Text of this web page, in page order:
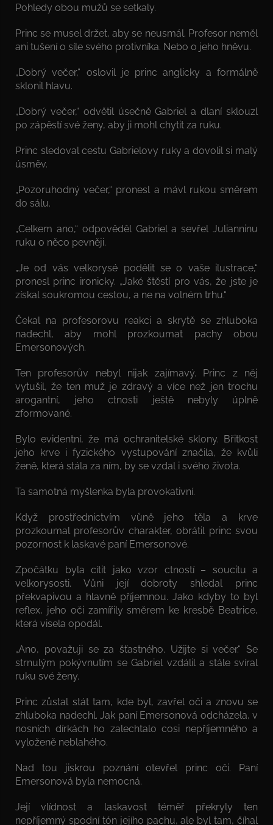
Pohledy obou mužů se setkaly.
Princ se musel držet, aby se neusmál. Profesor neměl
ani tušení o síle svého protivníka. Nebo o jeho hněvu.
„Dobrý večer,“ oslovil je princ anglicky a formálně
sklonil hlavu.
„Dobrý večer,“ odvětil úsečně Gabriel a dlaní sklouzl
po zápěstí své ženy, aby ji mohl chytit za ruku.
Princ sledoval cestu Gabrielovy ruky a dovolil si malý
úsměv.
„Pozoruhodný večer,“ pronesl a mávl rukou směrem
do sálu.
„Celkem ano,“ odpověděl Gabriel a sevřel Julianninu
ruku o něco pevněji.
„Je od vás velkorysé podělit se o vaše ilustrace,“
pronesl princ ironicky. „Jaké štěstí pro vás, že jste je
získal soukromou cestou, a ne na volném trhu.“
Čekal na profesorovu reakci a skrytě se zhluboka
nadechl, aby mohl prozkoumat pachy obou
Emersonových.
Ten profesorův nebyl nijak zajímavý. Princ z něj
vytušil, že ten muž je zdravý a více než jen trochu
arogantní, jeho ctnosti ještě nebyly úplně
zformované.
Bylo evidentní, že má ochranitelské sklony. Břitkost
jeho krve i fyzického vystupování značila, že kvůli
ženě, která stála za ním, by se vzdal i svého života.
Ta samotná myšlenka byla provokativní.
Když prostřednictvím vůně jeho těla a krve
prozkoumal profesorův charakter, obrátil princ svou
pozornost k laskavé paní Emersonové.
Zpočátku byla cítit jako vzor ctností – soucitu a
velkorysosti. Vůni její dobroty shledal princ
překvapivou a hlavně příjemnou. Jako kdyby to byl
reflex, jeho oči zamířily směrem ke kresbě Beatrice,
která visela opodál.
„Ano, považuji se za šťastného. Užijte si večer.“ Se
strnulým pokývnutím se Gabriel vzdálil a stále svíral
ruku své ženy.
Princ zůstal stát tam, kde byl, zavřel oči a znovu se
zhluboka nadechl. Jak paní Emersonová odcházela, v
nosních dírkách ho zalechtalo cosi nepříjemného a
vyloženě neblahého.
Nad tou jiskrou poznání otevřel princ oči. Paní
Emersonová byla nemocná.
Její vlídnost a laskavost téměř překryly ten
nepříjemný spodní tón jejího pachu, ale byl tam, číhal